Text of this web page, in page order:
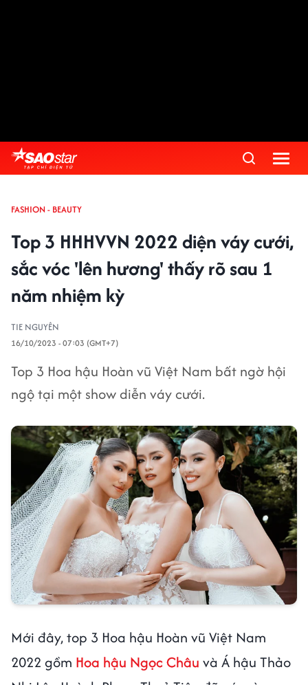
FASHION - BEAUTY
Top 3 HHHVVN 2022 diện váy cưới,
sắc vóc 'lên hương' thấy rõ sau 1
năm nhiệm kỳ
TIE NGUYÊN
16/10/2023 - 07:03 (GMT+7)
Top 3 Hoa hậu Hoàn vũ Việt Nam bất ngờ hội
ngộ tại một show diễn váy cưới.
Mới đây, top 3 Hoa hậu Hoàn vũ Việt Nam
2022 gồm Hoa hậu Ngọc Châu và Á hậu Thảo